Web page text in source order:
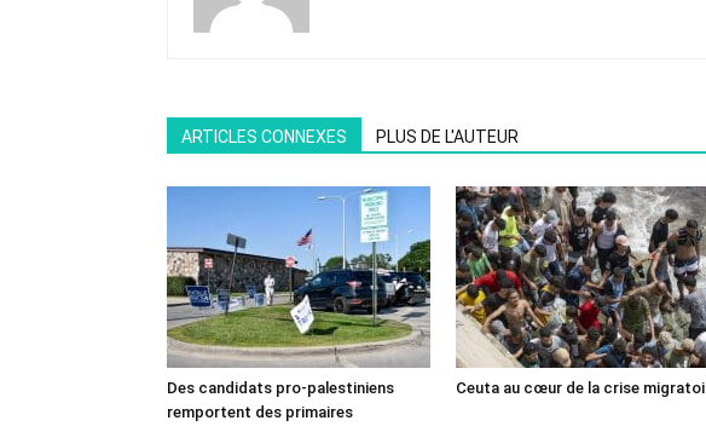
ARTICLES CONNEXES PLUS DE L'AUTEUR
Des candidats pro-palestiniens
remportent des primaires
Ceuta au cœur de la crise